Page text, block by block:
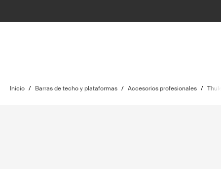
Inicio / Barras de techo y plataformas / Accesorios profesionales /